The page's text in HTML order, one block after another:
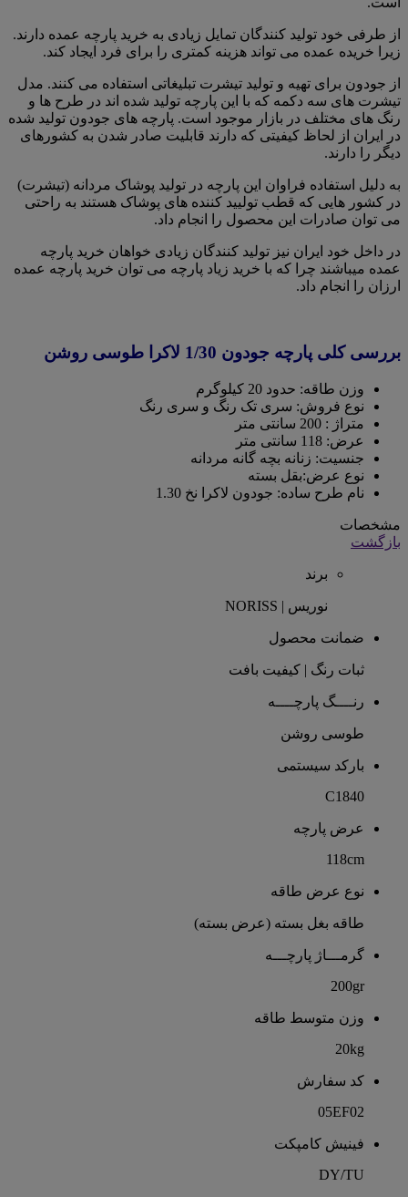
از طرفی خود تولید کنندگان تمایل زیادی به خرید پارچه عمده دارند.
زیرا خریده عمده می تواند هزینه کمتری را برای فرد ایجاد کند.
از جودون برای تهیه و تولید تیشرت تبلیغاتی استفاده می کنند. مدل
تیشرت های سه دکمه که با این پارچه تولید شده اند در طرح ها و
رنگ های مختلف در بازار موجود است. پارچه های جودون تولید شده
در ایران از لحاظ کیفیتی که دارند قابلیت صادر شدن به کشورهای
دیگر را دارند.
به دلیل استفاده فراوان این پارچه در تولید پوشاک مردانه (تیشرت)
در کشور هایی که قطب تولیید کننده های پوشاک هستند به راحتی
می توان صادرات این محصول را انجام داد.
در داخل خود ایران نیز تولید کنندگان زیادی خواهان خرید پارچه
عمده میباشند چرا که با خرید زیاد پارچه می توان خرید پارچه عمده
ارزان را انجام داد.
بررسی کلی پارچه جودون 1/30 لاکرا طوسی روشن
وزن طاقه: حدود 20 کیلوگرم
نوع فروش: سری تک رنگ و سری رنگ
متراژ : 200 سانتی متر
عرض: 118 سانتی متر
جنسیت: زنانه بچه گانه مردانه
نوع عرض:بقل بسته
نام طرح ساده: جودون لاکرا نخ 1.30
مشخصات
بازگشت
برند
نوریس | NORISS
ضمانت محصول
ثبات رنگ | کیفیت بافت
رنــــگ پارچــــه
طوسی روشن
بارکد سیستمی
C1840
عرض پارچه
118cm
نوع عرض طاقه
طاقه بغل بسته (عرض بسته)
گرمـــاژ پارچـــه
200gr
وزن متوسط طاقه
20kg
کد سفارش
05EF02
فینیش کامپکت
DY/TU